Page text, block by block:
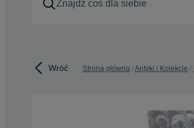
Wróć Strona główna Antyki i Kolekcje